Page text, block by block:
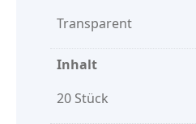
Transparent
Inhalt
20 Stück